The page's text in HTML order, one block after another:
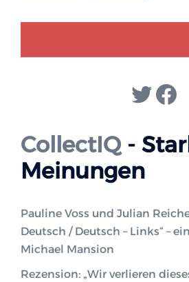
CollectIQ-
Meinungen
Pauline Voss und Julian
Deutsch / Deutsch – Links“ –
Michael Mansion
Rezension: „Wir verlieren